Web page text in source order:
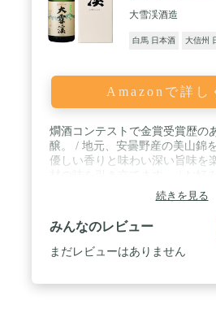
大雪渓酒造
白馬 日本酒 大信州
Amazonで詳し
燗酒コンテストで金賞受賞歴の
醸。 / 地元、安曇野産の美山錦
優しい香りと味わい深い旨味を
続きを見る
みんなのレビュー
まだレビューはありません